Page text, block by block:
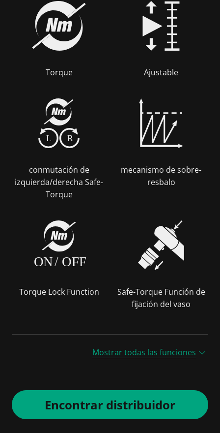
Torque Ajustable
R
L
conmutación de
izquierda/derecha Safe-
Torque
mecanismo de sobre-
resbalo
ON/ OFF
Torque Lock Function
Safe-Torque Función de
fijación del vaso
Mostrar todas las funciones
Encontrar distribuidor